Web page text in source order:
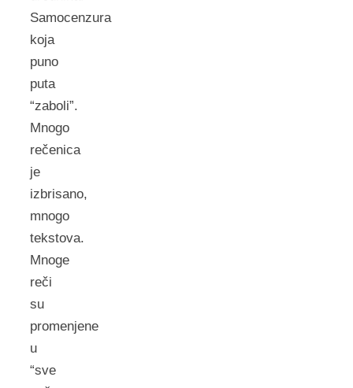
Samocenzura
koja
puno
puta
“zaboli”.
Mnogo
rečenica
je
izbrisano,
mnogo
tekstova.
Mnoge
reči
su
promenjene
u
“sve